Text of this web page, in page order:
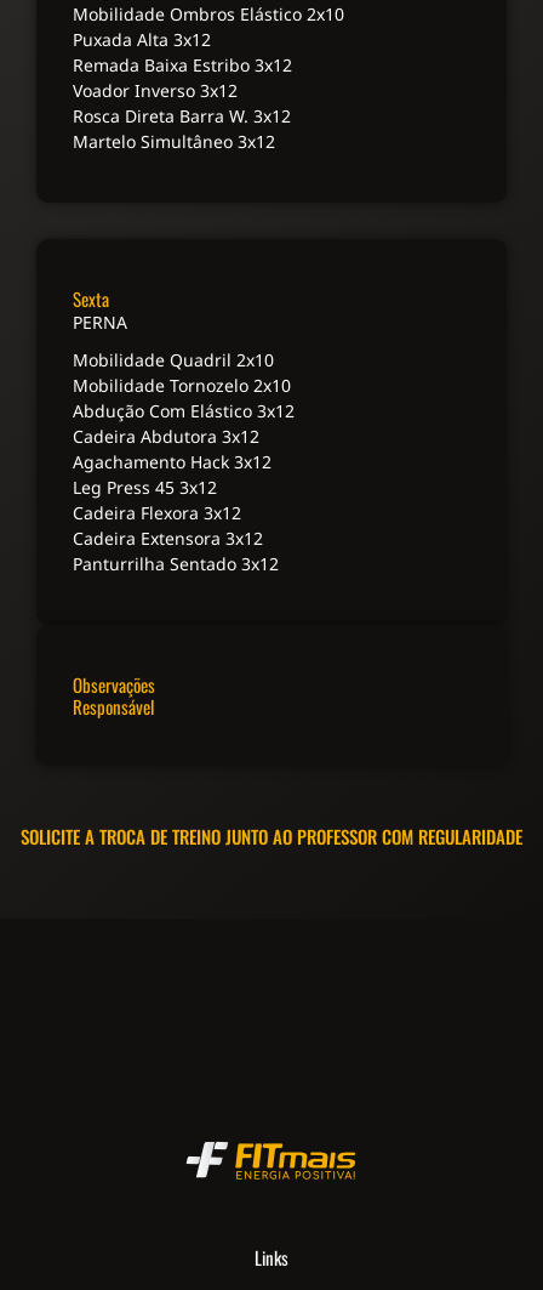
Mobilidade Ombros Elástico 2x10
Puxada Alta 3x12
Remada Baixa Estribo 3x12
Voador Inverso 3x12
Rosca Direta Barra W. 3x12
Martelo Simultâneo 3x12
Sexta
PERNA
Mobilidade Quadril 2x10
Mobilidade Tornozelo 2x10
Abdução Com Elástico 3x12
Cadeira Abdutora 3x12
Agachamento Hack 3x12
Leg Press 45 3x12
Cadeira Flexora 3x12
Cadeira Extensora 3x12
Panturrilha Sentado 3x12
Observações
Responsável
SOLICITE A TROCA DE TREINO JUNTO AO PROFESSOR COM REGULARIDADE
Links